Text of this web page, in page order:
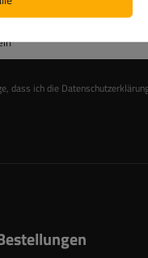
dass ich die